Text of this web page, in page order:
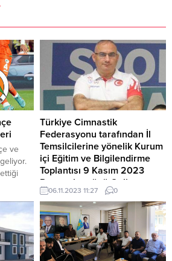
ve
Türkiye Cimnastik
Federasyonu tarafından İl
Temsilcilerine yönelik Kurum
içi Eğitim ve Bilgilendirme
Toplantısı 9 Kasım 2023
Perşembe günü Online
yapılacak.
Türkiye Cimnastik Federasyonu
tarafından İl Temsilcilerine yönelik
Kurum içi Eğitim ve Bilgilendirme
Toplantısı 9 Kasım 2023
Perşembe günü Online yapılacak.
06.11.2023 11:27 0